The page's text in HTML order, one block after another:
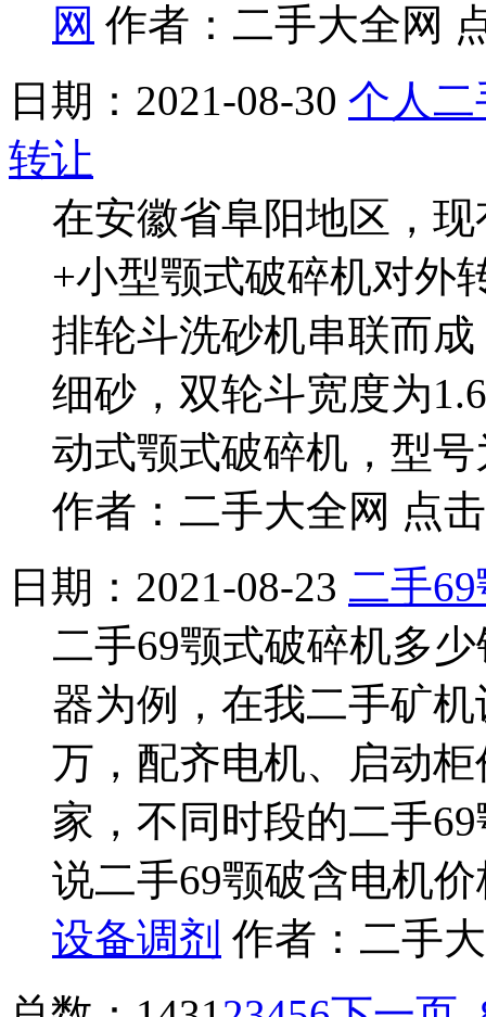
网 作者：二手大全网
日期：2021-08-30 个人
转让
在安徽省阜阳地区，
+小型颚式破碎机对外
排轮斗洗砂机串联而
细砂，双轮斗宽度为
动式颚式破碎机，型
作者：二手大全网 点
日期：2021-08-23 二手
二手69颚式破碎机多
器为例，在我二手矿
万，配齐电机、启动
家，不同时段的二手
说二手69颚破含电机
设备调剂 作者：二手